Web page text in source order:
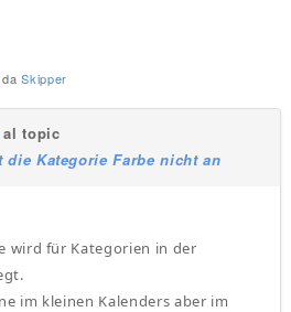
daSkipper
topic
Kategorie Farbe nicht an
wird für Kategorien in der
im kleinen Kalenders aber im